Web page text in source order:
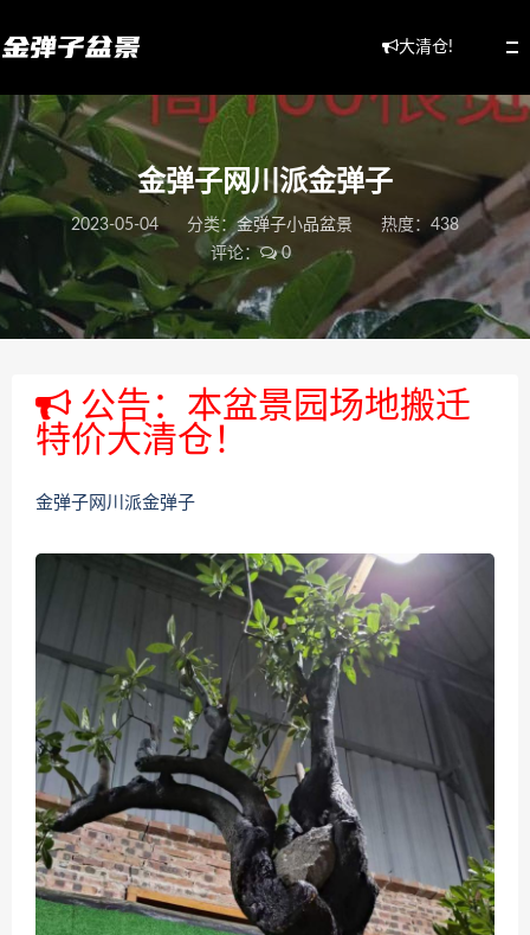
大清仓!
金弹子网川派金弹子
2023-05-04 分类：金弹子小品盆景
热度：438
评论：
0
公告：本盆景园场地搬迁
特价大清仓！
金弹子网川派金弹子